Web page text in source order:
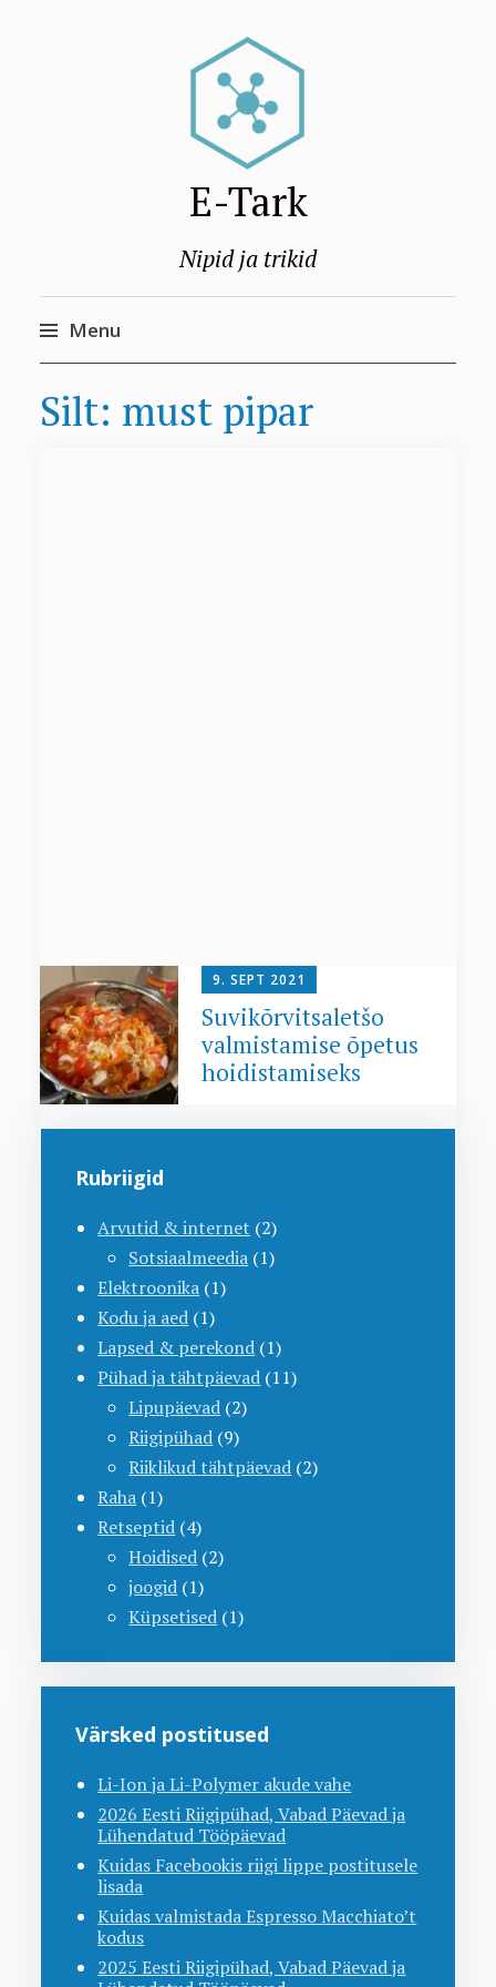
E-Tark
Nipid ja trikid
Menu
to
Silt: must pipar
9. SEPT 2021
Suvikõrvitsaletšo
valmistamise õpetus
hoidistamiseks
Rubriigid
Arvutid & internet (2)
Sotsiaalmeedia (1)
Elektroonika (1)
Kodu ja aed (1)
Lapsed & perekond (1)
Pühad ja tähtpäevad (11)
Lipupäevad (2)
Riigipühad (9)
Riiklikud tähtpäevad (2)
Raha (1)
Retseptid (4)
Hoidised (2)
joogid (1)
Küpsetised (1)
Värsked postitused
Li-Ion ja Li-Polymer akude vahe
2026 Eesti Riigipühad, Vabad Päevad ja
Lühendatud Tööpäevad
Kuidas Facebookis riigi lippe postitusele
lisada
Kuidas valmistada Espresso Macchiato’t
kodus
2025 Eesti Riigipühad, Vabad Päevad ja